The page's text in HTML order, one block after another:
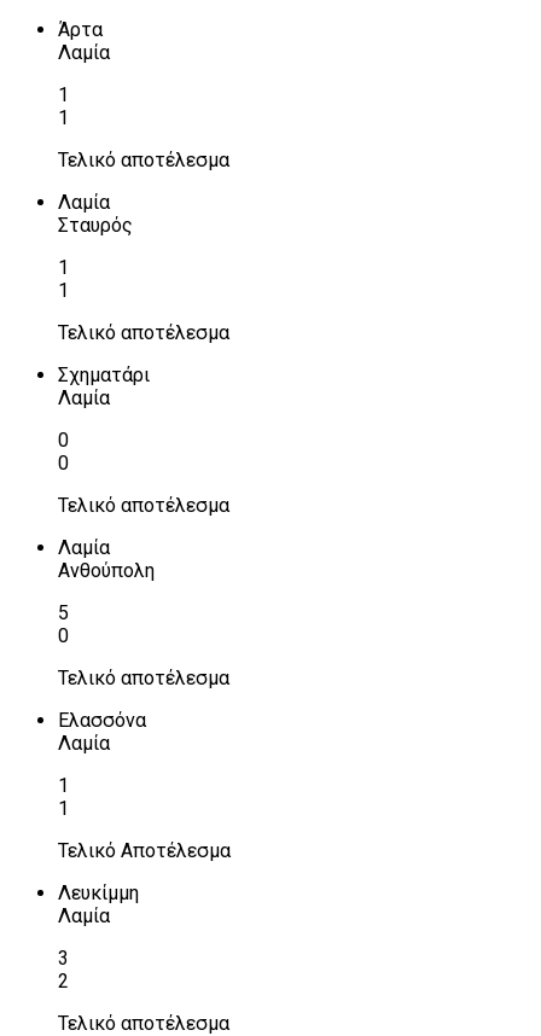
Άρτα
Λαμία
1
1
Τελικό αποτέλεσμα
Λαμία
Σταυρός
1
1
Τελικό αποτέλεσμα
Σχηματάρι
Λαμία
0
0
Τελικό αποτέλεσμα
Λαμία
Ανθούπολη
5
0
Τελικό αποτέλεσμα
Ελασσόνα
Λαμία
1
1
Τελικό Αποτέλεσμα
Λευκίμμη
Λαμία
3
2
Τελικό αποτέλεσμα